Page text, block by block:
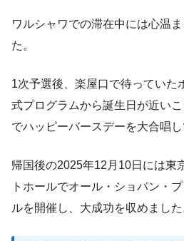
ワルシャワでの滞在中には心温
た。
1次予選後、楽屋口で待っていた
式プログラムから誕生日が近い
でハッピーバースデーを大合唱し
帰国後の2025年12月10日には東
トホールでオール・ショパン・
ルを開催し、大成功を収めました